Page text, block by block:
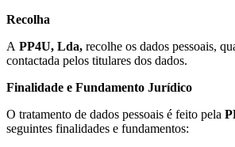
Recolha
A PP4U, Lda, recolhe os dados pessoais,
contactada pelos titulares dos dados.
Finalidade e Fundamento Jurídico
O tratamento de dados pessoais é feito pela
seguintes finalidades e fundamentos: